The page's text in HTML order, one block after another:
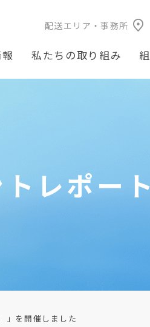
配送エリア・事務所
私たちの取り組み
レポート
」を開催しました